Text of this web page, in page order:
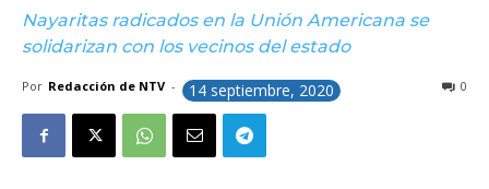
Nayaritas radicados en la Unión Americana se
solidarizan con los vecinos del estado
Por Redacción de NTV - 14 septiembre, 2020 0